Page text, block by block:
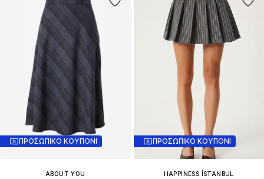
ΠΡΟΣΩΠΙΚΟ ΚΟΥΠΟΝΙ
ABOUT YOU
ΠΡΟΣΩΠΙΚΟ ΚΟΥΠΟΝΙ
HAPPINESS İSTANBUL